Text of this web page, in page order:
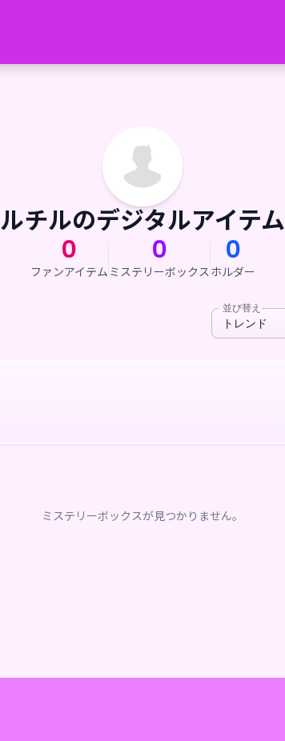
ルチルのデジタルアイテム
0
ファンアイテム
0
ミステリーボックス
0
ホルダー
並び替え
トレンド
ミステリーボックスが見つかりません。